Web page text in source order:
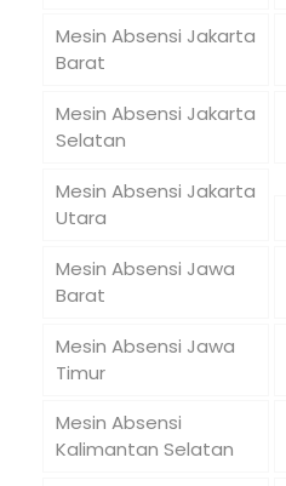
Mesin Absensi Jakarta
Barat
Mesin Absensi Jakarta
Selatan
Mesin Absensi Jakarta
Utara
Mesin Absensi Jawa
Barat
Mesin Absensi Jawa
Timur
Mesin Absensi
Kalimantan Selatan